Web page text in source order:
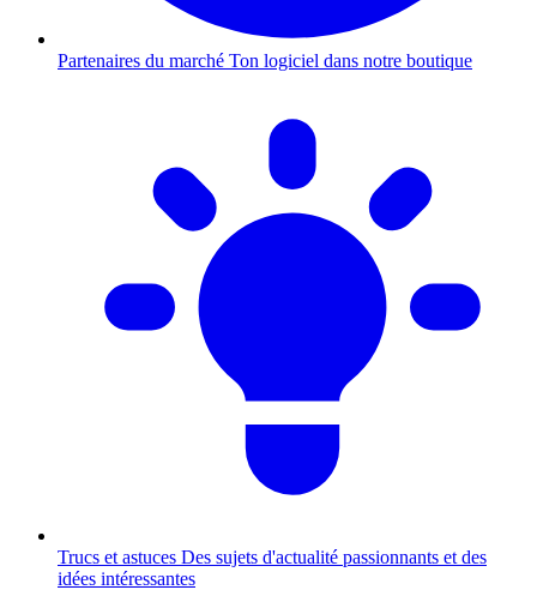
Partenaires du marché Ton logiciel dans notre boutique
Trucs et astuces Des sujets d'actualité passionnants et des
idées intéressantes